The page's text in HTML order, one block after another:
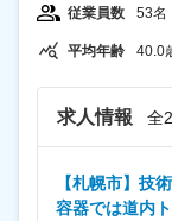
従業員数 53名
平均年齢 40.0
求人情報 全
【札幌市】技
容器では道内